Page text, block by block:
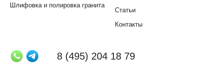
8 (495) 204 18 79
Шлифовка и полировка гранита
Статьи
Контакты